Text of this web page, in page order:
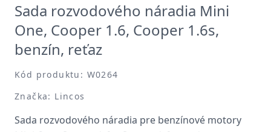
Sada rozvodového náradia Mini
One, Cooper 1.6, Cooper 1.6s,
benzín, reťaz
Kód produktu: W0264
Značka: Lincos
Sada rozvodového náradia pre benzínové motory